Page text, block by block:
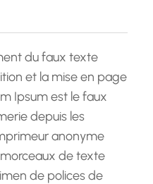
du faux texte
et la mise en page
Ipsum est le faux
depuis les
anonyme
de texte
de polices de